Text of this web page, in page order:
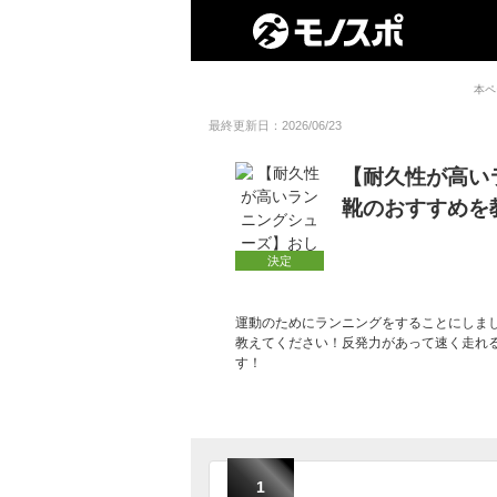
本
最終更新日：2026/06/23
決定
【耐久性が高
靴のおすすめを
運動のためにランニングをすることにしま
教えてください！反発力があって速く走れ
す！
1